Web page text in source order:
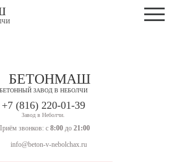
БЕТОНМАШ
БЕТОННЫЙ ЗАВОД В НЕБОЛЧИ
Завод в Неболчи.
звонков: с 8:00до 21:00
info@beton-v-nebolchax.ru